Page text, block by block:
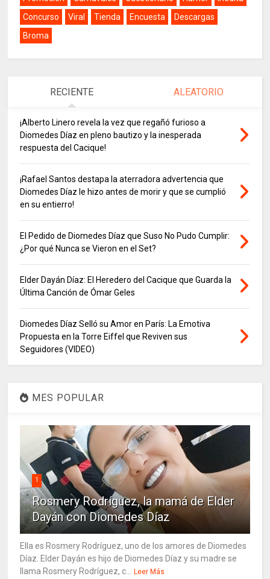
Concurso
Viral Tienda Encuesta
Descargas
Broma
RECIENTE ALEATORIO
¡Alberto Linero revela la vez que regañó furioso a
Diomedes Díaz en pleno bautizo y la inesperada
respuesta del Cacique!
¡Rafael Santos destapa la aterradora advertencia que
Diomedes Díaz le hizo antes de morir y que se cumplió
en su entierro!
El Pedido de Diomedes Díaz que Suso No Pudo Cumplir:
¿Por qué Nunca se Vieron en el Set?
Elder Dayán Díaz: El Heredero del Cacique que Guarda la
Última Canción de Ómar Geles
Diomedes Díaz Selló su Amor en París: La Emotiva
Propuesta en la Torre Eiffel que Reviven sus
Seguidores (VIDEO)
MES POPULAR
1
Rosmery Rodríguez, la mamá de Elder
Dayán con Diomedes Díaz
Ella es Rosmery Rodríguez, uno de los amores de Diomedes
Díaz. Elder Dayán es hijo de Diomedes Díaz y su madre se
llama Rosmery Rodríguez, c...
Leer Más